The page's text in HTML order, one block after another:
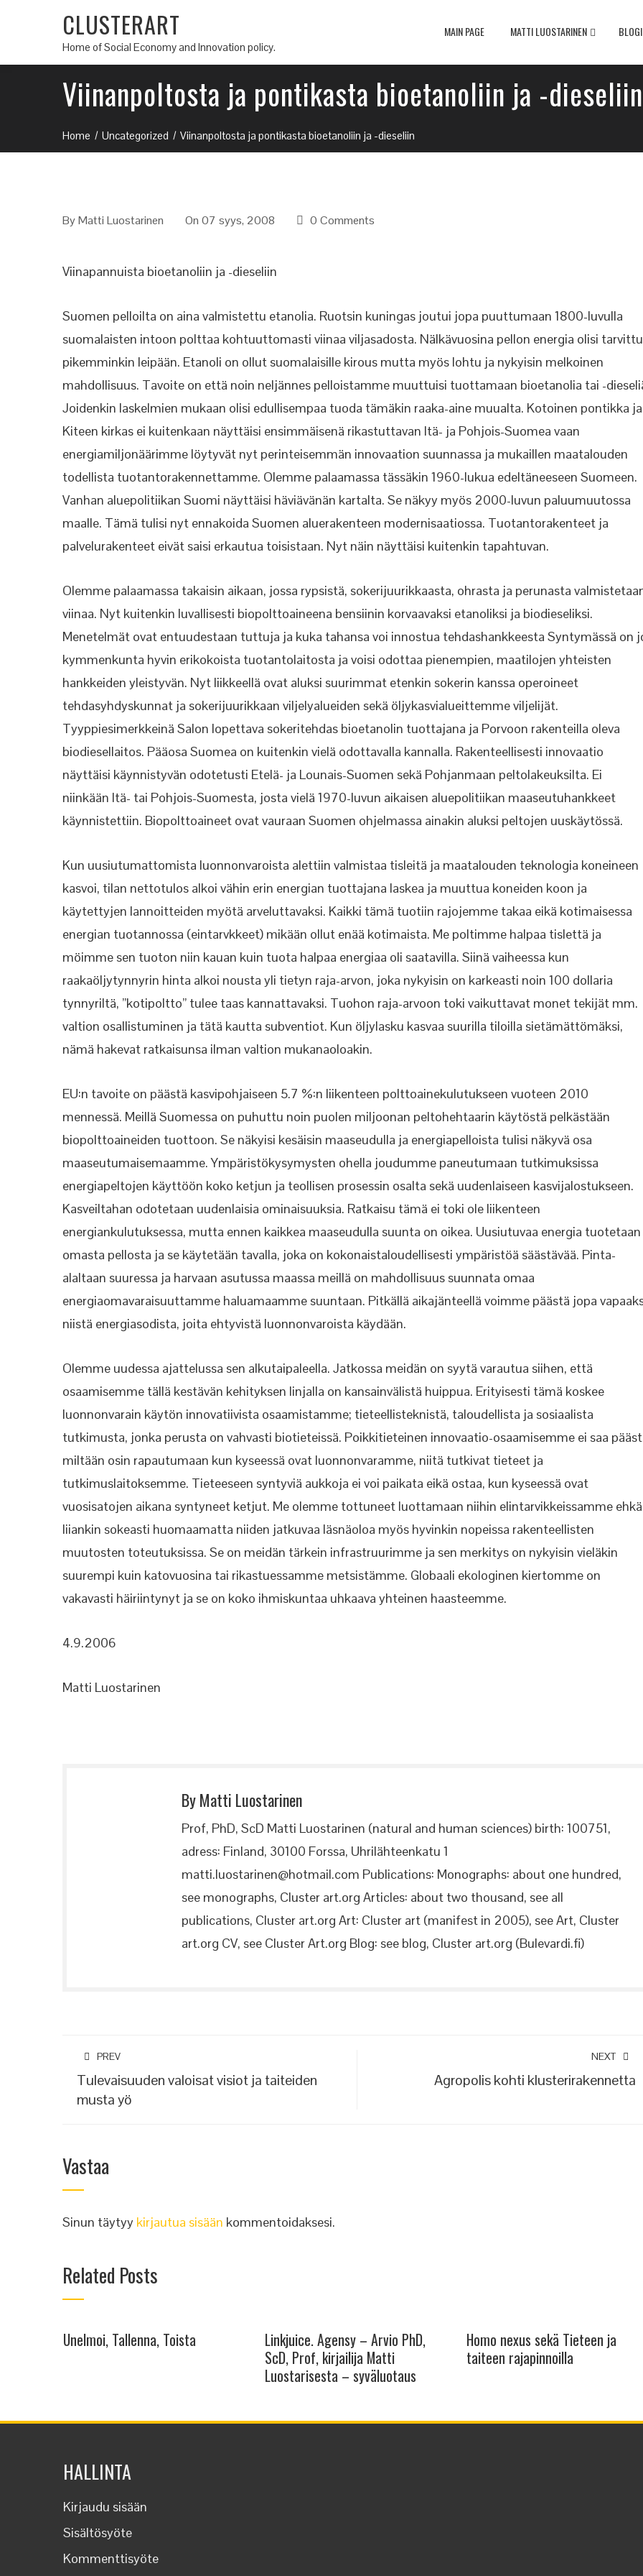
CLUSTERART
Home of Social Economy and Innovation policy.
MAIN PAGE MATTI LUOSTARINEN BLOGI
Viinanpoltosta ja pontikasta bioetanoliin ja -dieseliin
Home Uncategorized Viinanpoltosta ja pontikasta bioetanoliin ja -dieseliin
ByMatti Luostarinen On 07 syys, 2008 0 Comments
Viinapannuista bioetanoliin ja -dieseliin
Suomen pelloilta on aina valmistettu etanolia. Ruotsin kuningas joutui jopa puuttumaan 1800-luvulla
suomalaisten intoon polttaa kohtuuttomasti viinaa viljasadosta. Nälkävuosina pellon energia olisi tarvittu
pikemminkin leipään. Etanoli on ollut suomalaisille kirous mutta myös lohtu ja nykyisin melkoinen
mahdollisuus. Tavoite on että noin neljännes pelloistamme muuttuisi tuottamaan bioetanolia tai -
Joidenkin laskelmien mukaan olisi edullisempaa tuoda tämäkin raaka-aine muualta. Kotoinen pontikka ja
Kiteen kirkas ei kuitenkaan näyttäisi ensimmäisenä rikastuttavan Itä- ja Pohjois-Suomea vaan
energiamiljonäärimme löytyvät nyt perinteisemmän innovaation suunnassa ja mukaillen maatalouden
todellista tuotantorakennettamme. Olemme palaamassa tässäkin 1960-lukua edeltäneeseen Suomeen.
Vanhan aluepolitiikan Suomi näyttäisi häviävänän kartalta. Se näkyy myös 2000-luvun paluumuutossa
maalle. Tämä tulisi nyt ennakoida Suomen aluerakenteen modernisaatiossa. Tuotantorakenteet ja
palvelurakenteet eivät saisi erkautua toisistaan. Nyt näin näyttäisi kuitenkin tapahtuvan.
Olemme palaamassa takaisin aikaan, jossa rypsistä, sokerijuurikkaasta, ohrasta ja perunasta
viinaa. Nyt kuitenkin luvallisesti biopolttoaineena bensiinin korvaavaksi etanoliksi ja biodieseliksi.
Menetelmät ovat entuudestaan tuttuja ja kuka tahansa voi innostua tehdashankkeesta Syntymässä on
kymmenkunta hyvin erikokoista tuotantolaitosta ja voisi odottaa pienempien, maatilojen yhteisten
hankkeiden yleistyvän. Nyt liikkeellä ovat aluksi suurimmat etenkin sokerin kanssa operoineet
tehdasyhdyskunnat ja sokerijuurikkaan viljelyalueiden sekä öljykasvialueittemmeviljelijät.
Tyyppiesimerkkeinä Salon lopettava sokeritehdas bioetanolin tuottajana ja Porvoon rakenteilla oleva
biodiesellaitos. Pääosa Suomea on kuitenkin vielä odottavalla kannalla. Rakenteellisesti innovaatio
näyttäisi käynnistyvän odotetusti Etelä- ja Lounais-Suomen sekä Pohjanmaan peltolakeuksilta. Ei
niinkään Itä- tai Pohjois-Suomesta, josta vielä 1970-luvun aikaisen aluepolitiikan maaseutuhankkeet
käynnistettiin. Biopolttoaineet ovat vauraan Suomen ohjelmassa ainakin aluksi peltojen uuskäytössä.
Kun uusiutumattomista luonnonvaroista alettiin valmistaa tisleitä ja maatalouden teknologia koneineen
kasvoi, tilan nettotulos alkoi vähin erin energian tuottajana laskea ja muuttua koneiden koon ja
käytettyjen lannoitteiden myötä arveluttavaksi. Kaikki tämä tuotiin rajojemme takaa eikä kotimaisessa
energian tuotannossa (eintarvkkeet) mikään ollut enää kotimaista. Me poltimme halpaa tislettä ja
möimme sen tuoton niin kauan kuin tuota halpaa energiaa oli saatavilla. Siinä vaiheessa kun
raakaöljytynnyrin hinta alkoi nousta yli tietyn raja-arvon, joka nykyisin on karkeasti noin 100 dollaria
tynnyriltä, ”kotipoltto” tulee taas kannattavaksi. Tuohon raja-arvoon toki vaikuttavat monet tekijät mm.
valtion osallistuminen ja tätä kautta subventiot. Kun öljylasku kasvaa suurilla tiloilla sietämättömäksi,
nämä hakevat ratkaisunsa ilman valtion mukanaoloakin.
EU:n tavoite on päästä kasvipohjaiseen 5.7 %:n liikenteen polttoainekulutukseen vuoteen 2010
mennessä. Meillä Suomessa on puhuttu noin puolen miljoonan peltohehtaarin käytöstä pelkästään
biopolttoaineiden tuottoon. Se näkyisi kesäisin maaseudulla ja energiapelloista tulisi näkyvä osa
maaseutumaisemaamme. Ympäristökysymysten ohella joudumme paneutumaan tutkimuksissa
energiapeltojen käyttöön koko ketjun ja teollisen prosessin osalta sekä uudenlaiseen kasvijalostukseen.
Kasveiltahan odotetaan uudenlaisia ominaisuuksia. Ratkaisu tämä ei toki ole liikenteen
energiankulutuksessa, mutta ennen kaikkea maaseudulla suunta on oikea. Uusiutuvaa energia tuotetaan
omasta pellosta ja se käytetään tavalla, joka on kokonaistaloudellisesti ympäristöä säästävää. Pinta-
alaltaan suuressa ja harvaan asutussa maassa meillä on mahdollisuus suunnata omaa
energiaomavaraisuuttamme haluamaamme suuntaan. Pitkällä aikajänteellä voimme päästä jopa
niistä energiasodista, joita ehtyvistä luonnonvaroista käydään.
Olemme uudessa ajattelussa sen alkutaipaleella. Jatkossa meidän on syytä varautua siihen, että
osaamisemme tällä kestävän kehityksen linjalla on kansainvälistä huippua. Erityisesti tämä koskee
luonnonvarain käytön innovatiivista osaamistamme; tieteellisteknistä, taloudellista ja sosiaalista
tutkimusta, jonka perusta on vahvasti biotieteissä. Poikkitieteinen innovaatio-osaamisemme ei saa
miltään osin rapautumaan kun kyseessä ovat luonnonvaramme, niitä tutkivat tieteet ja
tutkimuslaitoksemme. Tieteeseen syntyviä aukkoja ei voi paikata eikä ostaa, kun kyseessä ovat
vuosisatojen aikana syntyneet ketjut. Me olemme tottuneet luottamaan niihin elintarvikkeissamme ehkä
liiankin sokeasti huomaamatta niiden jatkuvaa läsnäoloa myös hyvinkin nopeissa rakenteellisten
muutosten toteutuksissa. Se on meidän tärkein infrastruurimme ja sen merkitys on nykyisin vieläkin
suurempi kuin katovuosina tai rikastuessamme metsistämme. Globaali ekologinen kiertomme on
vakavasti häiriintynyt ja se on koko ihmiskuntaa uhkaava yhteinen haasteemme.
4.9.2006
Matti Luostarinen
By Matti Luostarinen
Prof, PhD, ScD Matti Luostarinen (natural and human sciences) birth: 100751,
adress: Finland, 30100 Forssa, Uhrilähteenkatu 1
matti.luostarinen@hotmail.com Publications: Monographs: about one hundred,
see monographs, Cluster art.org Articles: about two thousand, see all
publications, Cluster art.org Art: Cluster art (manifest in 2005), see Art, Cluster
art.org CV, see Cluster Art.org Blog: see blog, Cluster art.org (Bulevardi.fi)
PREV
Tulevaisuuden valoisat visiot ja taiteiden
musta yö
NEXT
Agropolis kohti klusterirakennetta
Vastaa
Sinun täytyy kirjautua sisään kommentoidaksesi.
Related Posts
Unelmoi, Tallenna, Toista
Linkjuice. Agensy – Arvio PhD,
ScD, Prof, kirjailija Matti
Luostarisesta – syväluotaus
Homo nexus sekä Tieteen ja
taiteen rajapinnoilla
HALLINTA
Kirjaudu sisään
Sisältösyöte
Kommenttisyöte